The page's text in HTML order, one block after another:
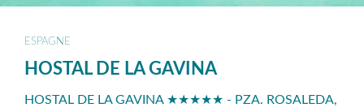
ESPAGNE
HOSTAL DE LA GAVINA
HOSTAL DE LA GAVINA ★★★★★ - PZA. ROSALEDA,